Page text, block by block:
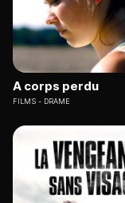
A corps perdu
FILMS DRAME